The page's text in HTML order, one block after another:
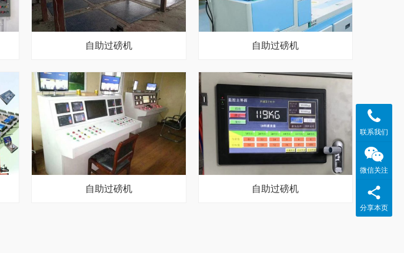
自助过磅机 自助过磅机
自助过磅机 自助过磅机
联系我们
微信关注
分享本页